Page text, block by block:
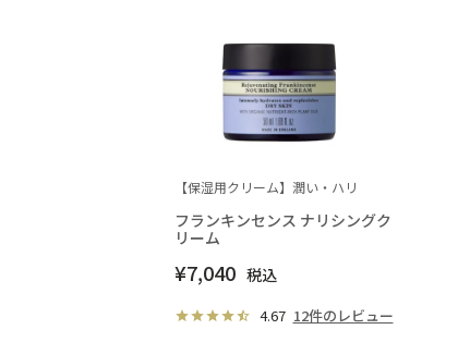
【保湿用クリーム】潤い・ハリ
フランキンセンス ナリシングク
リーム
¥7,040 税込
4.67 12件のレビュー